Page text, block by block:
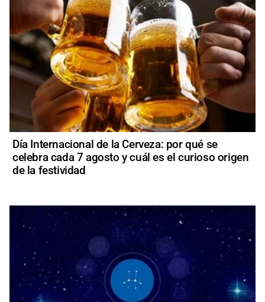
Día Internacional de la Cerveza: por qué se
celebra cada 7 agosto y cuál es el curioso origen
de la festividad